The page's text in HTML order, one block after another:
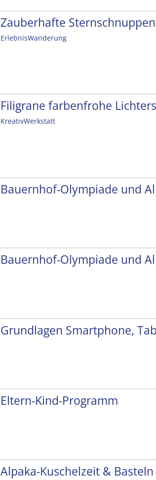
Zauberhafte
ErlebnisWanderung
Filigrane farbenfrohe
KreativWerkstatt
Bauernhof-Olympiade und
Bauernhof-Olympiade und
Grundlagen Smartphone,
Eltern-Kind-Programm
Alpaka-Kuschelzeit &